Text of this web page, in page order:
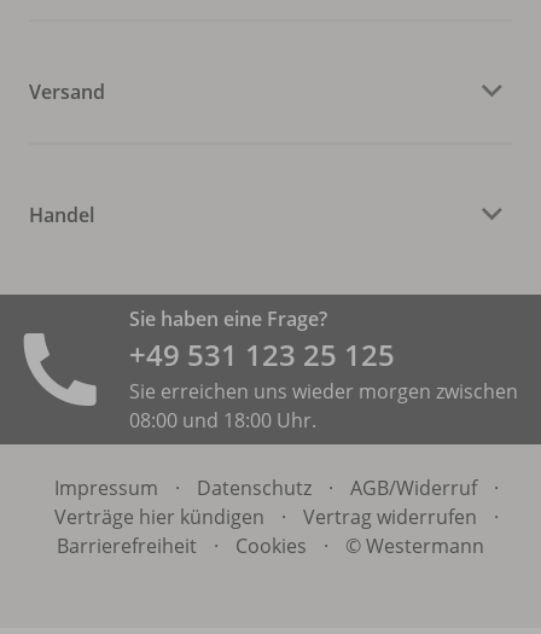
Versand
Handel
Sie haben eine Frage?
+49 531 ­123 25 125
Sie erreichen uns wieder morgen zwischen
08:00 und 18:00 Uhr.
Impressum · Datenschutz · AGB/Widerruf
·
Verträge hier kündigen
· Vertrag widerrufen
·
Barrierefreiheit
· Cookies · © Westermann